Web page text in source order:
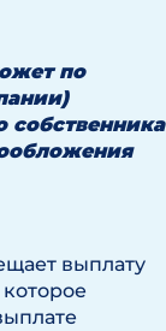
по
выплату